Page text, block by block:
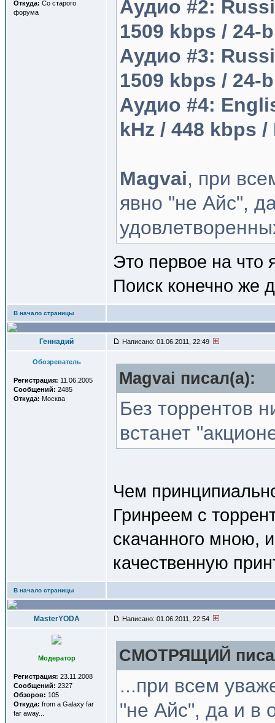
Откуда: Со старого
форума
Аудио #2:
1509 kbps / 24-
Аудио #3:
1509 kbps / 24-
Аудио #4:
kHz / 448 kbps
Magvai, при
явно "не Айс",
Это первое на что
Поиск конечно же
В начало страницы
Геннадий Написано: 01.06.2011, 22:49
Обозреватель
Регистрация: 11.06.2005
Сообщений: 2485
Откуда: Москва
Magvai писал(a):
Без торрентов
встанет
Чем
Гринреем с
скачанного мною,
качественную
В начало страницы
MasterYODA Написано: 01.06.2011, 22:54
Модератор
Регистрация: 23.11.2008
Сообщений: 2327
Обзоров: 105
Откуда: from a Galaxy far
far away...
СМОТРЯЩИЙ
...при всем
"не Айс", да и в